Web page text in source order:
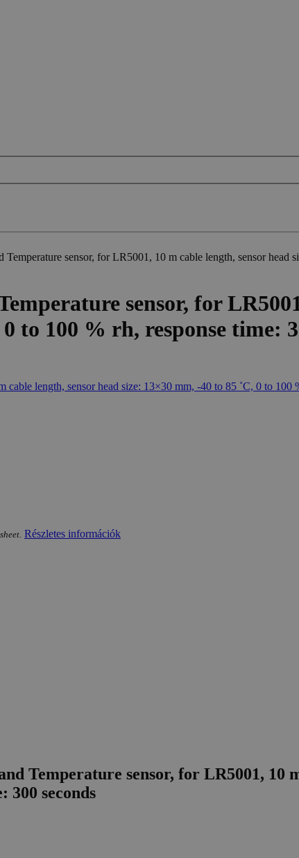
sensor, for LR5001, 10 m cable length, sensor head
sensor, for
to 100 % rh, response time:
Részletes információk
Temperature sensor, for LR5001, 10
300 seconds